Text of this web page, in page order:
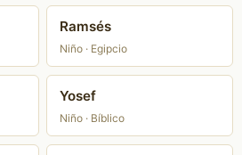
Ramsés
Niño · Egipcio
Yosef
Niño · Bíblico